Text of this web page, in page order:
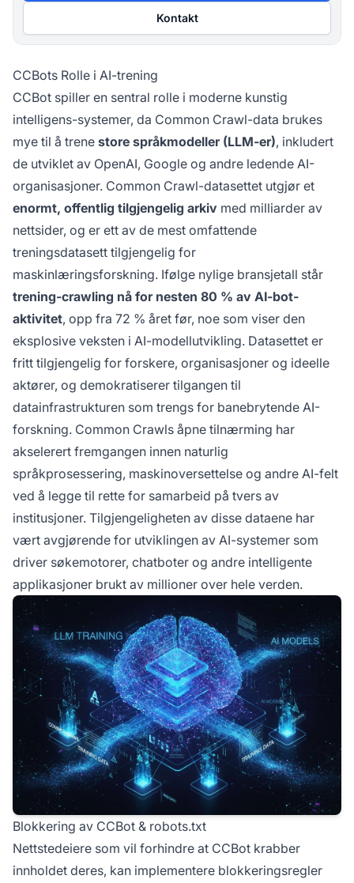
Kontakt
CCBots Rolle i AI-trening
CCBot spiller en sentral rolle i moderne kunstig
intelligens-systemer, da Common Crawl-data brukes
mye til å trene store språkmodeller (LLM-er), inkludert
de utviklet av OpenAI, Google og andre ledende AI-
organisasjoner. Common Crawl-datasettet utgjør et
enormt, offentlig tilgjengelig arkiv med milliarder av
nettsider, og er ett av de mest omfattende
treningsdatasett tilgjengelig for
maskinlæringsforskning. Ifølge nylige bransjetall står
trening-crawling nå for nesten 80 % av AI-bot-
aktivitet, opp fra 72 % året før, noe som viser den
eksplosive veksten i AI-modellutvikling. Datasettet er
fritt tilgjengelig for forskere, organisasjoner og ideelle
aktører, og demokratiserer tilgangen til
datainfrastrukturen som trengs for banebrytende AI-
forskning. Common Crawls åpne tilnærming har
akselerert fremgangen innen naturlig
språkprosessering, maskinoversettelse og andre AI-felt
ved å legge til rette for samarbeid på tvers av
institusjoner. Tilgjengeligheten av disse dataene har
vært avgjørende for utviklingen av AI-systemer som
driver søkemotorer, chatboter og andre intelligente
applikasjoner brukt av millioner over hele verden.
Blokkering av CCBot & robots.txt
Nettstedeiere som vil forhindre at CCBot krabber
innholdet deres, kan implementere blokkeringsregler